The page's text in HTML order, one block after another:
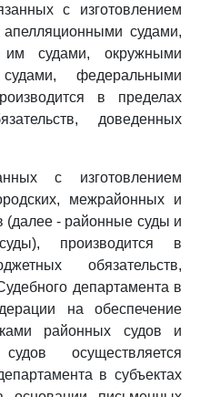
с изготовлением
судами,
судами, окружными
федеральными
в пределах
доведенных
с изготовлением
межрайонных и
(далее - районные суды и
производится в
обязательств,
департамента в
на обеспечение
районных судов и
осуществляется
в субъектах